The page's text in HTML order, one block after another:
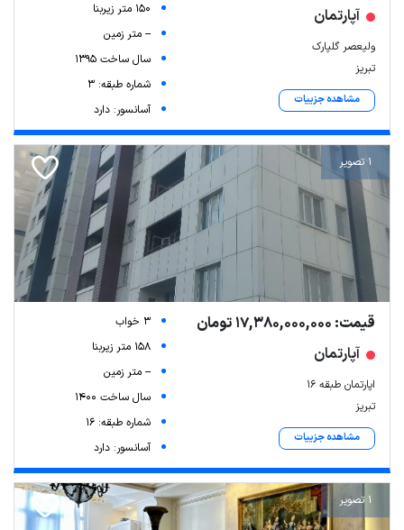
آپارتمان
ولیعصر گلپارک
تبریز
مشاهده جزییات
150 متر زیربنا
-- متر زمین
سال ساخت 1395
شماره طبقه: 3
آسانسور: دارد
1 تصویر
قیمت: 17,380,000,000 تومان
آپارتمان
اپارتمان طبقه ۱۶
تبریز
مشاهده جزییات
3 خواب
158 متر زیربنا
-- متر زمین
سال ساخت 1400
شماره طبقه: 16
آسانسور: دارد
1 تصویر